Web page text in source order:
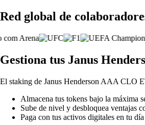
Red global de
Gestiona tus Janus
El staking de Janus Henderson AAA CLO
Almacena tus tokens bajo la máxima
Sube de nivel y desbloquea ventajas
Paga con tus activos digitales en tu